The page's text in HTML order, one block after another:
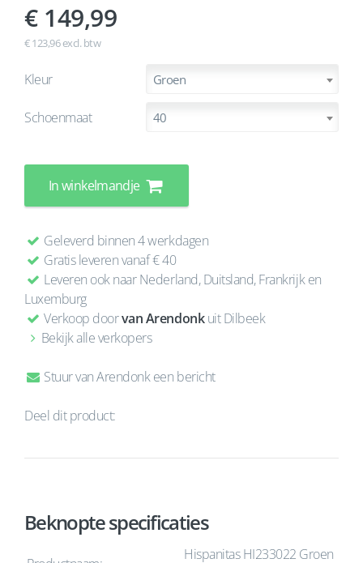
149,99
€ 123,96 excl. btw
Kleur Groen
Schoenmaat 40
In winkelmandje
Geleverd binnen 4 werkdagen
Gratis leveren vanaf € 40
Leveren ook naar Nederland, Duitsland, Frankrijk en
Luxemburg
Verkoop doorvan Arendonkuit Dilbeek
Bekijk alle verkopers
Stuur van Arendonk een bericht
Deel dit product:
Beknopte specificaties
Hispanitas HI233022 Groen